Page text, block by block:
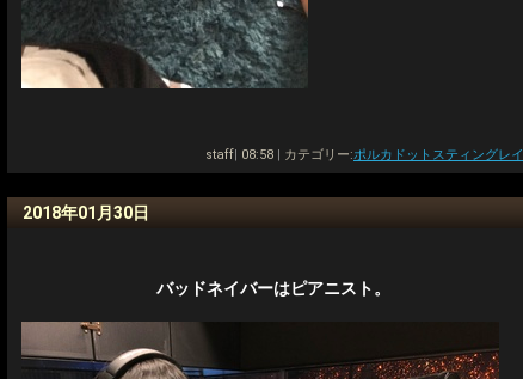
staff| 08:58 | カテゴリー:ポルカドットスティングレイ
2018年01月30日
バッドネイバーはピアニスト。